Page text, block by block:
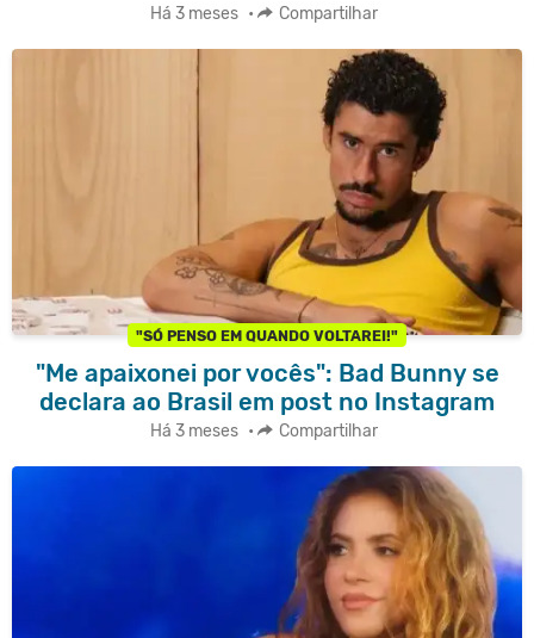
Há 3 meses • Compartilhar
"SÓ PENSO EM QUANDO VOLTAREI!"
"Me apaixonei por vocês": Bad Bunny se
declara ao Brasil em post no Instagram
Há 3 meses • Compartilhar